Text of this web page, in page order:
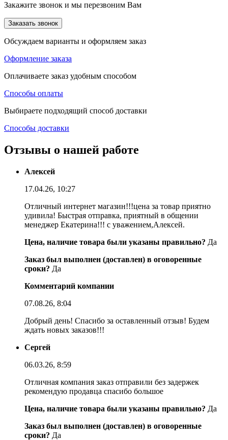
Закажите звонок и мы перезвоним Вам
Заказать звонок
Обсуждаем варианты и оформляем заказ
Оформление заказа
Оплачиваете заказ удобным способом
Способы оплаты
Выбираете подходящий способ доставки
Способы доставки
Отзывы о нашей работе
Алексей
17.04.26, 10:27
Отличный интернет магазин!!!цена за товар приятно
удивила! Быстрая отправка, приятный в общении
менеджер Екатерина!!! с уважением,Алексей.
Цена, наличие товара были указаны правильно? Да
Заказ был выполнен (доставлен) в оговоренные
сроки? Да
Комментарий компании
07.08.26, 8:04
Добрый день! Спасибо за оставленный отзыв! Будем
ждать новых заказов!!!
Сергей
06.03.26, 8:59
Отличная компания заказ отправили без задержек
рекомендую продавца спасибо большое
Цена, наличие товара были указаны правильно? Да
Заказ был выполнен (доставлен) в оговоренные
сроки? Да